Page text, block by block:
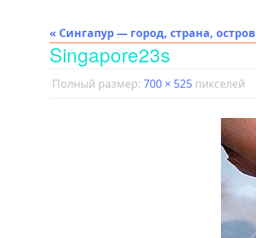
« Сингапур — город, страна, остров
Singapore23s
Полный размер: 700 × 525 пикселей